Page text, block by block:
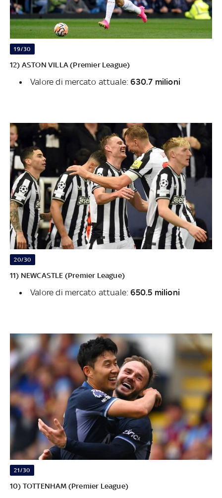
19/30
12) ASTON VILLA (Premier League)
Valore di mercato attuale:630.7 milioni
20/30
11) NEWCASTLE (Premier League)
Valore di mercato attuale:650.5 milioni
21/30
10) TOTTENHAM (Premier League)